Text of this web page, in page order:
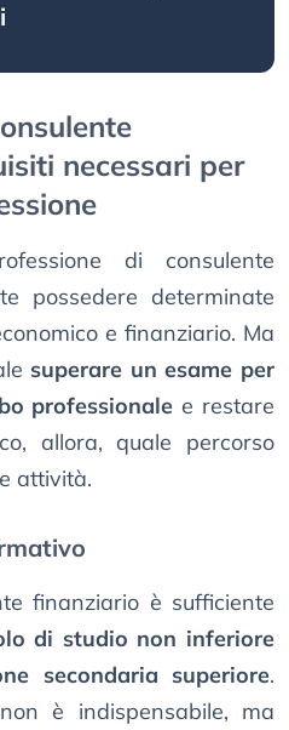
necessari per
di consulente
possedere determinate
e finanziario. Ma
superare un esame per
professionale e restare
allora, quale percorso
attività.
finanziario è sufficiente
di studio non inferiore
secondaria superiore.
non è indispensabile, ma